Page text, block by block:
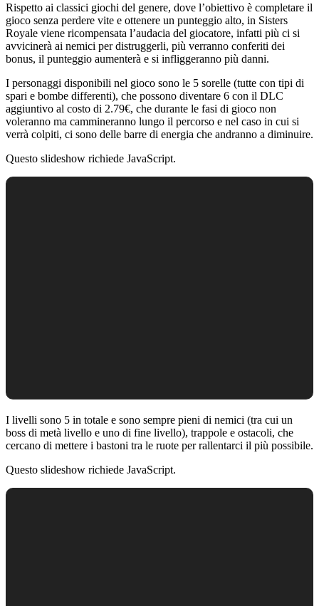
Rispetto ai classici giochi del genere, dove l’obiettivo è completare il
gioco senza perdere vite e ottenere un punteggio alto, in Sisters
Royale viene ricompensata l’audacia del giocatore, infatti più ci si
avvicinerà ai nemici per distruggerli, più verranno conferiti dei
bonus, il punteggio aumenterà e si infliggeranno più danni.
I personaggi disponibili nel gioco sono le 5 sorelle (tutte con tipi di
spari e bombe differenti), che possono diventare 6 con il DLC
aggiuntivo al costo di 2.79€, che durante le fasi di gioco non
voleranno ma cammineranno lungo il percorso e nel caso in cui si
verrà colpiti, ci sono delle barre di energia che andranno a diminuire.
Questo slideshow richiede JavaScript.
I livelli sono 5 in totale e sono sempre pieni di nemici (tra cui un
boss di metà livello e uno di fine livello), trappole e ostacoli, che
cercano di mettere i bastoni tra le ruote per rallentarci il più possibile.
Questo slideshow richiede JavaScript.